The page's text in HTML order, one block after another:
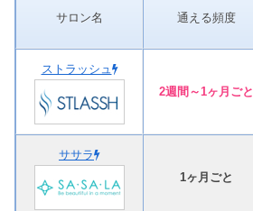
サロン名 通える頻度
ストラッシュ
2週間～1ヶ月ごと
ササラ
1ヶ月ごと